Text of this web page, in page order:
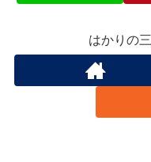
はかりの